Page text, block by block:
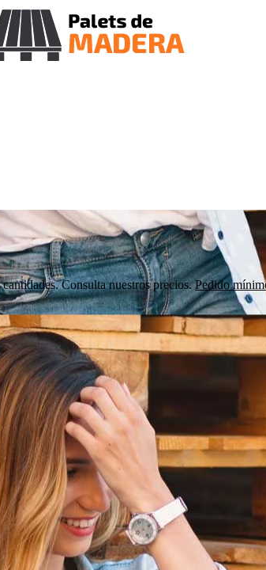
Consulta nuestros precios.Pedido